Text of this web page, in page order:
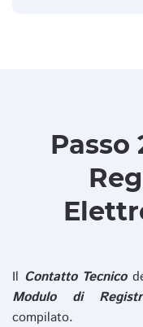
Passo
Il Contatto Tecnico
Modulo di
compilato.